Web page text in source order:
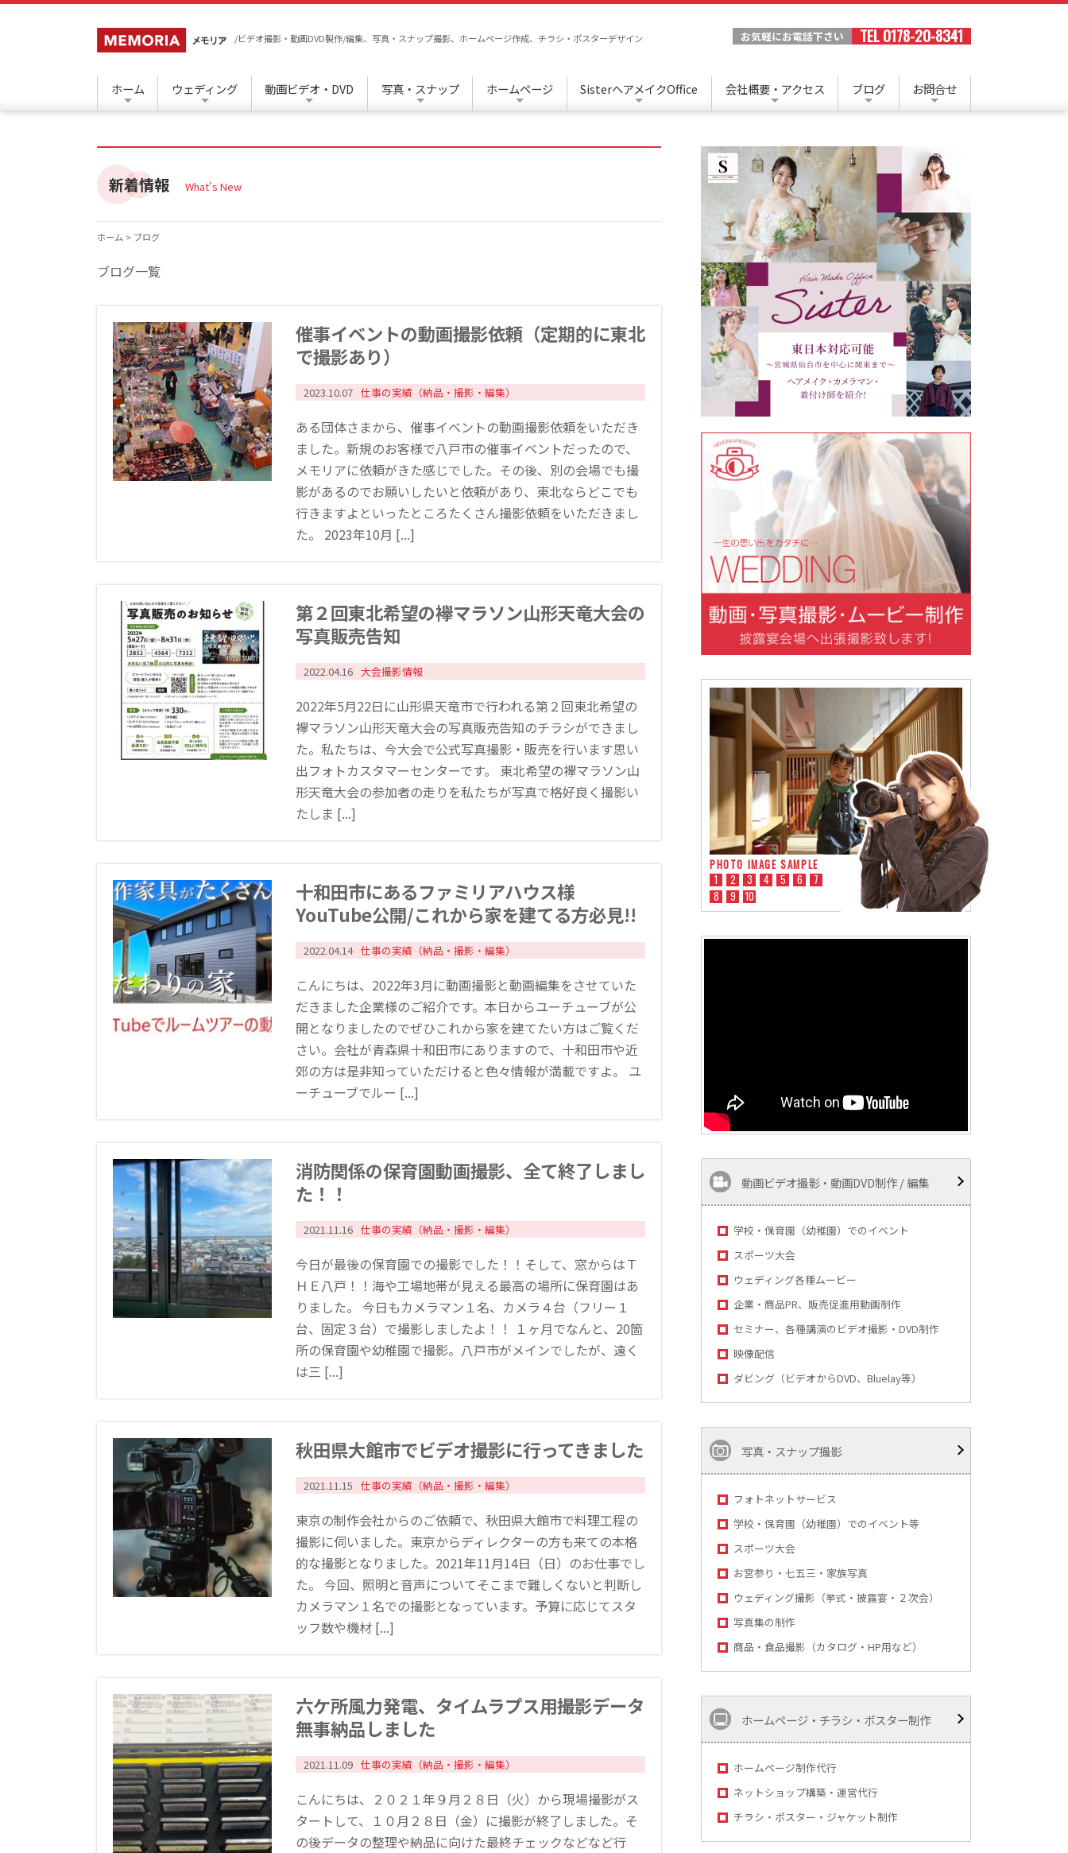
/ビデオ撮影・動画DVD製作/編集、写真・スナップ撮影、ホームページ作成、チラシ・ポスターデザイン お気軽にお電話下さい TEL 0178-20-8341
ホーム ウェディング 動画ビデオ・DVD 写真・スナップ ホームページ SisterヘアメイクOffice 会社概要・アクセス ブログ お問合せ
新着情報 What's New
ホーム > ブログ
ブログ一覧
催事イベントの動画撮影依頼（定期的に東北
で撮影あり）
2023.10.07 仕事の実績（納品・撮影・編集）
ある団体さまから、催事イベントの動画撮影依頼をいただき
ました。新規のお客様で八戸市の催事イベントだったので、
メモリアに依頼がきた感じでした。その後、別の会場でも撮
影があるのでお願いしたいと依頼があり、東北ならどこでも
行きますよといったところたくさん撮影依頼をいただきまし
た。 2023年10月 [...]
第２回東北希望の襷マラソン山形天竜大会の
写真販売告知
2022.04.16 大会撮影情報
2022年5月22日に山形県天竜市で行われる第２回東北希望の
襷マラソン山形天竜大会の写真販売告知のチラシができまし
た。私たちは、今大会で公式写真撮影・販売を行います思い
出フォトカスタマーセンターです。 東北希望の襷マラソン山
形天竜大会の参加者の走りを私たちが写真で格好良く撮影い
たしま [...]
十和田市にあるファミリアハウス様
YouTube公開/これから家を建てる方必見!!
2022.04.14 仕事の実績（納品・撮影・編集）
こんにちは、2022年3月に動画撮影と動画編集をさせていた
だきました企業様のご紹介です。本日からユーチューブが公
開となりましたのでぜひこれから家を建てたい方はご覧くだ
さい。会社が青森県十和田市にありますので、十和田市や近
郊の方は是非知っていただけると色々情報が満載ですよ。 ユ
ーチューブでルー [...]
消防関係の保育園動画撮影、全て終了しまし
た！！
2021.11.16 仕事の実績（納品・撮影・編集）
今日が最後の保育園での撮影でした！！そして、窓からはＴ
ＨＥ八戸！！海や工場地帯が見える最高の場所に保育園はあ
りました。 今日もカメラマン１名、カメラ４台（フリー１
台、固定３台）で撮影しましたよ！！ １ヶ月でなんと、20箇
所の保育園や幼稚園で撮影。八戸市がメインでしたが、遠く
は三 [...]
秋田県大館市でビデオ撮影に行ってきました
2021.11.15 仕事の実績（納品・撮影・編集）
東京の制作会社からのご依頼で、秋田県大館市で料理工程の
撮影に伺いました。東京からディレクターの方も来ての本格
的な撮影となりました。2021年11月14日（日）のお仕事でし
た。 今回、照明と音声についてそこまで難しくないと判断し
カメラマン１名での撮影となっています。予算に応じてスタ
ッフ数や機材 [...]
六ケ所風力発電、タイムラプス用撮影データ
無事納品しました
2021.11.09 仕事の実績（納品・撮影・編集）
こんにちは、２０２１年９月２８日（火）から現場撮影がス
タートして、１０月２８日（金）に撮影が終了しました。そ
の後データの整理や納品に向けた最終チェックなどなど行
PHOTO IMAGE SAMPLE
1
2 3 4 5 6
7
8
9 10
動画ビデオ撮影・動画DVD制作 / 編集
学校・保育園（幼稚園）でのイベント
スポーツ大会
ウェディング各種ムービー
企業・商品PR、販売促進用動画制作
セミナー、各種講演のビデオ撮影・DVD制作
映像配信
ダビング（ビデオからDVD、Bluelay等）
写真・スナップ撮影
フォトネットサービス
学校・保育園（幼稚園）でのイベント等
スポーツ大会
お宮参り・七五三・家族写真
ウェディング撮影（挙式・披露宴・２次会）
写真集の制作
商品・食品撮影（カタログ・HP用など）
ホームページ・チラシ・ポスター制作
ホームページ制作代行
ネットショップ構築・運営代行
チラシ・ポスター・ジャケット制作